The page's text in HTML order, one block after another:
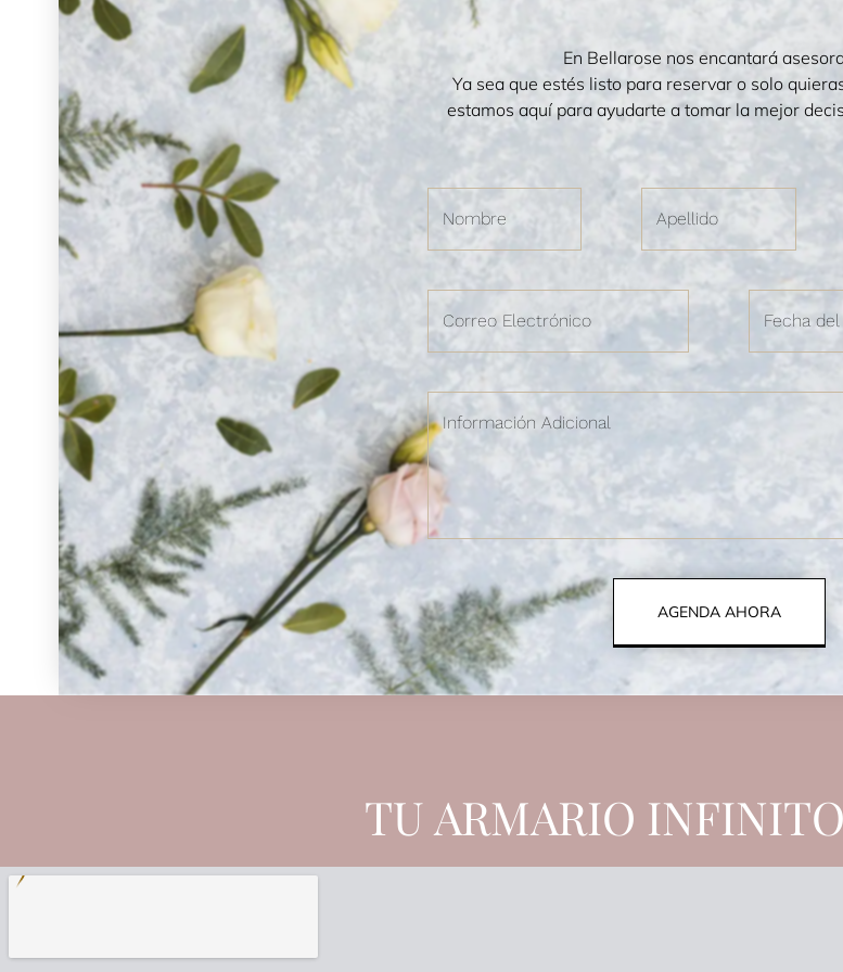
CONFIRMAR DISPONIBILDAD CONFIRMAR DISPONIBILDAD
En Bellarose nos encantará
Ya sea que estés listo para reservar o solo
estamos aquí para ayudarte a tomar la mejor
AGENDA AHORA
TU ARMARIO